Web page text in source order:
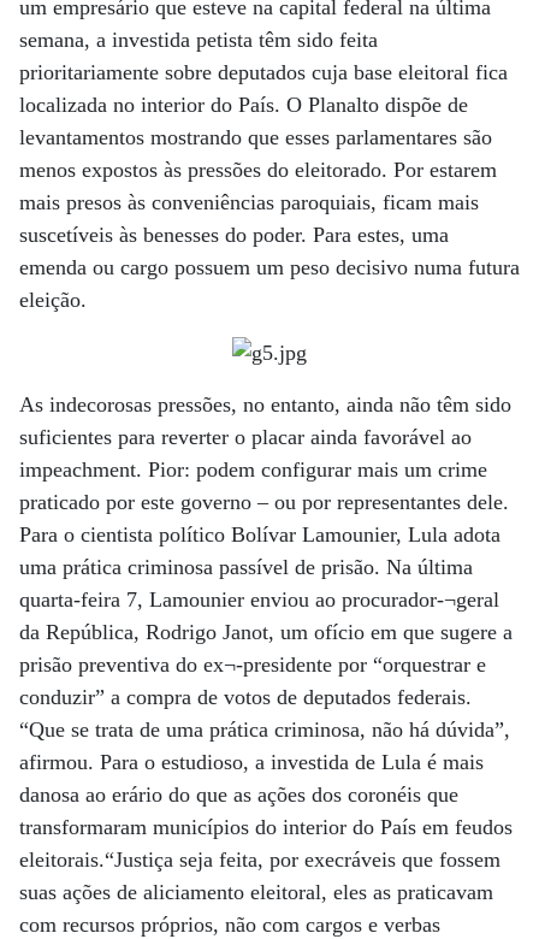
um empresário que esteve na capital federal na última
semana, a investida petista têm sido feita
prioritariamente sobre deputados cuja base eleitoral fica
localizada no interior do País. O Planalto dispõe de
levantamentos mostrando que esses parlamentares são
menos expostos às pressões do eleitorado. Por estarem
mais presos às conveniências paroquiais, ficam mais
suscetíveis às benesses do poder. Para estes, uma
emenda ou cargo possuem um peso decisivo numa futura
eleição.
As indecorosas pressões, no entanto, ainda não têm sido
suficientes para reverter o placar ainda favorável ao
impeachment. Pior: podem configurar mais um crime
praticado por este governo – ou por representantes dele.
Para o cientista político Bolívar Lamounier, Lula adota
uma prática criminosa passível de prisão. Na última
quarta-feira 7, Lamounier enviou ao procurador-¬geral
da República, Rodrigo Janot, um ofício em que sugere a
prisão preventiva do ex¬-presidente por “orquestrar e
conduzir” a compra de votos de deputados federais.
“Que se trata de uma prática criminosa, não há dúvida”,
afirmou. Para o estudioso, a investida de Lula é mais
danosa ao erário do que as ações dos coronéis que
transformaram municípios do interior do País em feudos
eleitorais.“Justiça seja feita, por execráveis que fossem
suas ações de aliciamento eleitoral, eles as praticavam
com recursos próprios, não com cargos e verbas